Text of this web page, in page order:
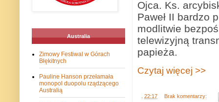
Ojca. Ks.
Paweł II bardzo
modlitwie
telewizyjną
papieża.
Czytaj więcej >>
22:17 Brak komentarzy:
Australia
Zimowy Festiwal w Górach
Błękitnych
Pauline Hanson przełamała
monopol duopolu rządzącego
Australią